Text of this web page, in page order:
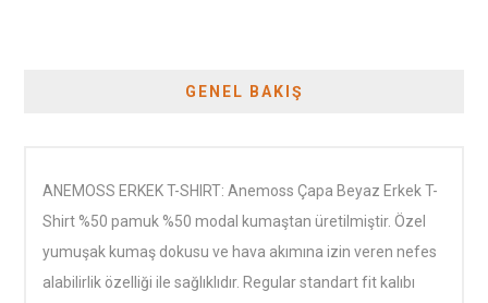
GENEL BAKIŞ
ANEMOSS ERKEK T-SHIRT: Anemoss Çapa Beyaz Erkek T-
Shirt %50 pamuk %50 modal kumaştan üretilmiştir. Özel
yumuşak kumaş dokusu ve hava akımına izin veren nefes
alabilirlik özelliği ile sağlıklıdır. Regular standart fit kalıbı